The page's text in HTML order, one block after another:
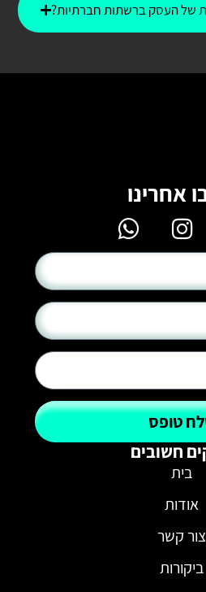
של העסק ברשתות חברתיות?
אחרינו
טופס
חשובים
בית
אודות
צור קשר
ביקורות